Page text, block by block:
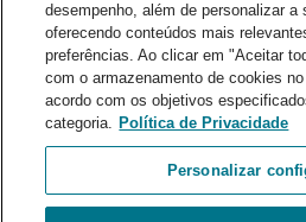
Parceiros
desempenho, além de personalizar a
oferecendo conteúdos mais
preferências. Ao clicar em "Aceitar
com o armazenamento de cookies
acordo com os objetivos
categoria. Política de Privacidade
Personalizar